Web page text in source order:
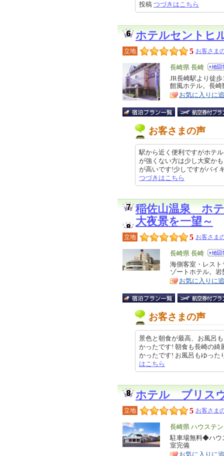
投稿 つづきはこちら
ホテルセントヒ
立地 5 お客さま
エ
リ
ア
長崎県 長崎
特
徴
JR長崎駅より徒
館風ホテル。長
お気に入りに
お客さまの声
駅から近く便利ですがホテ
が強くない方は少し大変か
が高いです!少しですがバイ
つづきはこちら
稲佐山温泉 ホ
大夜景を一望～
立地 5 お客さま
エ
リ
ア
長崎県 長崎
特
徴
海側客室・レス
ゾートホテル。
お気に入りに
お客さまの声
景色と朝食が最高、お風呂
かったです! 朝食も長崎の綺
かったです! お風呂もゆっ
はこちら
ホテル ブリス
立地 5 お客さま
エ
リ
ア
長崎県 ハウステ
特
徴
駐車場無料◆ハウ
室完備
お気に入りに